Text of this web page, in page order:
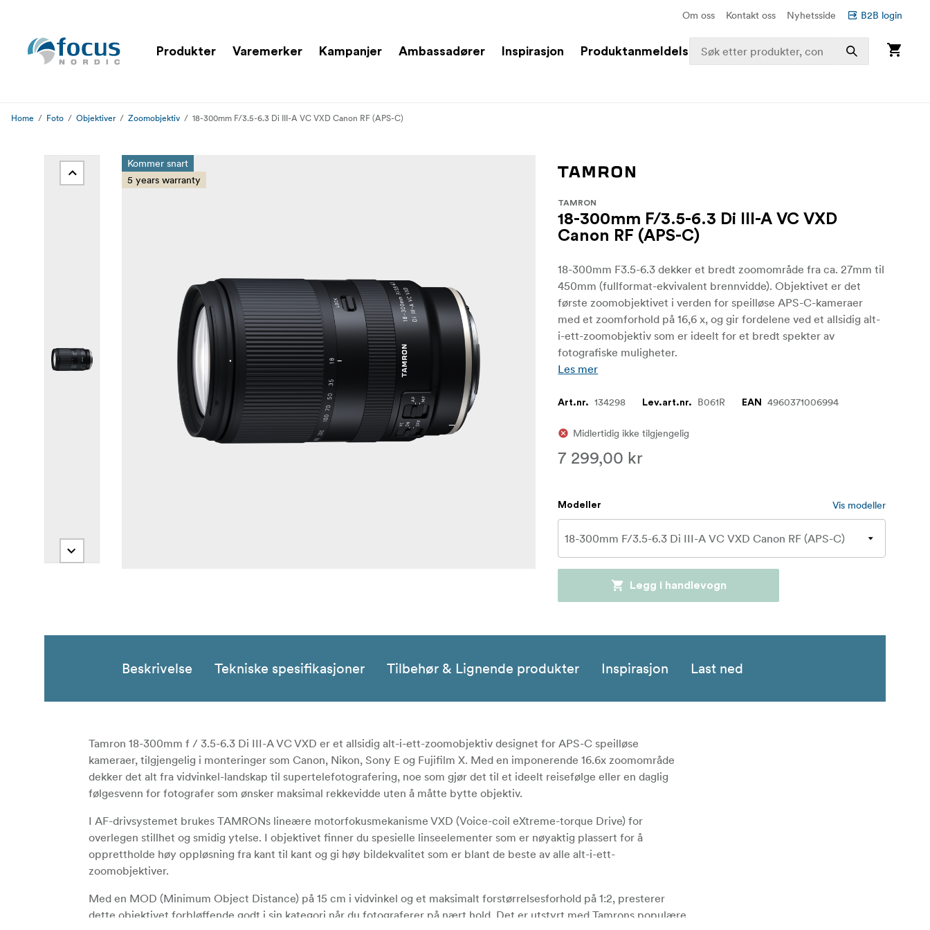
Om oss Kontakt oss Nyhetsside B2B login
Produkter Varemerker Kampanjer Ambassadører Inspirasjon Produktanmeldelser
Home Foto Objektiver Zoomobjektiv 18-300mm F/3.5-6.3 Di III-A VC VXD Canon RF (APS-C)
Kommer snart
5 years warranty
TAMRON
18-300mm F/3.5-6.3 Di III-A VC VXD
Canon RF (APS-C)
18-300mm F3.5-6.3 dekker et bredt zoomområde fra ca. 27mm til
450mm (fullformat-ekvivalent brennvidde). Objektivet er det
første zoomobjektivet i verden for speilløse APS-C-kameraer
med et zoomforhold på 16,6 x, og gir fordelene ved et allsidig alt-
i-ett-zoomobjektiv som er ideelt for et bredt spekter av
fotografiske muligheter.
Les mer
Art.nr. 134298 Lev.art.nr. B061R EAN 4960371006994
Midlertidig ikke tilgjengelig
7 299,00 kr
Modeller Vis modeller
Legg i handlevogn
Beskrivelse Tekniske spesifikasjoner Tilbehør & Lignende produkter Inspirasjon Last ned
Tamron 18-300mm f / 3.5-6.3 Di III-A VC VXD er et allsidig alt-i-ett-zoomobjektiv designet for APS-C speilløse
kameraer, tilgjengelig i monteringer som Canon, Nikon, Sony E og Fujifilm X. Med en imponerende 16.6x zoomområde
dekker det alt fra vidvinkel-landskap til supertelefotografering, noe som gjør det til et ideelt reisefølge eller en daglig
følgesvenn for fotografer som ønsker maksimal rekkevidde uten å måtte bytte objektiv.
I AF-drivsystemet brukes TAMRONs lineære motorfokusmekanisme VXD (Voice-coil eXtreme-torque Drive) for
overlegen stillhet og smidig ytelse. I objektivet finner du spesielle linseelementer som er nøyaktig plassert for å
opprettholde høy oppløsning fra kant til kant og gi høy bildekvalitet som er blant de beste av alle alt-i-ett-
zoomobjektiver.
Med en MOD (Minimum Object Distance) på 15 cm i vidvinkel og et maksimalt forstørrelsesforhold på 1:2, presterer
dette objektivet forbløffende godt i sin kategori når du fotograferer på nært hold. Det er utstyrt med Tamrons populære